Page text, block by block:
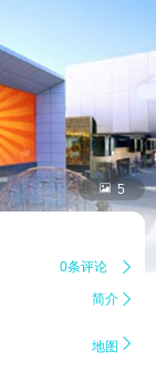
 5
0条评论 
简介 
地图 